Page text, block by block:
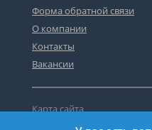
Форма обратной связи
О компании
Контакты
Вакансии
Карта сайта
Политика персональных